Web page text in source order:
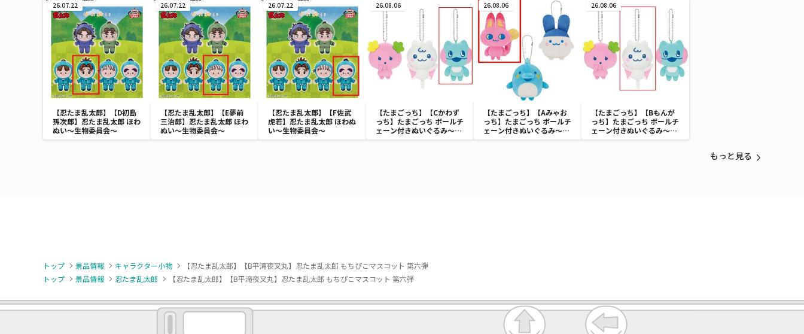
26.07.22
【忍たま乱太郎】【D初島
孫次郎】忍たま乱太郎 ほわ
ぬい～生物委員会～
26.07.22
【忍たま乱太郎】【E夢前
三治郎】忍たま乱太郎 ほわ
ぬい～生物委員会～
26.07.22
【忍たま乱太郎】【F佐武
虎若】忍たま乱太郎 ほわぬ
い～生物委員会～
26.08.06
【たまごっち】【Cかわず
っち】たまごっち ボールチ
ェーン付きぬいぐるみ～
Tamagotchi Paradise～
26.08.06
【たまごっち】【Aみゃお
っち】たまごっち ボールチ
ェーン付きぬいぐるみ～
Tamagotchi Paradise～
26.08.06
【たまごっち】【Bもんが
っち】たまごっち ボールチ
ェーン付きぬいぐるみ～
Tamagotchi Paradise～
もっと見る
トップ 景品情報 キャラクター小物
【忍たま乱太郎】【B平滝夜叉丸】忍たま乱太郎 もちぴこマスコット 第六弾
トップ
景品情報 忍たま乱太郎 【忍たま乱太郎】【B平滝夜叉丸】忍たま乱太郎 もちぴこマスコット 第六弾